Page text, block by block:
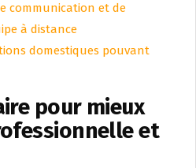
communication et de
à distance
domestiques pouvant
pour mieux
et